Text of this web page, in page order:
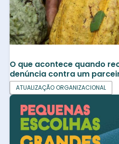
O que acontece quando
denúncia contra um
ATUALIZAÇÃO ORGANIZACIONAL